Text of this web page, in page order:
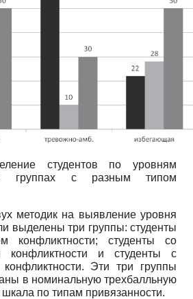
студентов по уровням
в группах с разным типом
методик на выявление уровня
выделены три группы: студенты
конфликтности; студенты со
конфликтности и студенты с
Эти три группы
в номинальную трехбалльную
шкала по типам привязанности.